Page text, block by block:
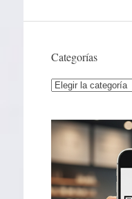
Categorías
Categorías